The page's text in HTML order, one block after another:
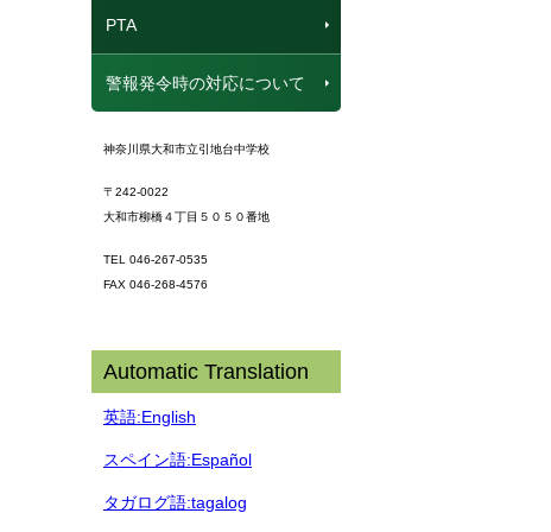
PTA
警報発令時の対応について
神奈川県大和市立引地台中学校
〒242-0022
大和市柳橋４丁目５０５０番地
TEL 046-267-0535
FAX 046-268-4576
Automatic Translation
英語:English
スペイン語:Español
タガログ語:tagalog